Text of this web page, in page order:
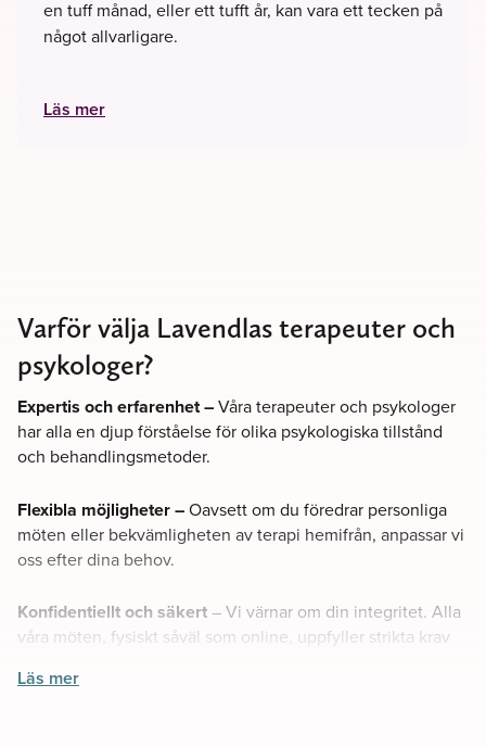
en tuff månad, eller ett tufft år, kan vara ett tecken på
något allvarligare.
Läs mer
Varför välja Lavendlas terapeuter och
psykologer?
Expertis och erfarenhet –Våra terapeuter och psykologer
har alla en djup förståelse för olika psykologiska tillstånd
och behandlingsmetoder.
Flexibla möjligheter –Oavsett om du föredrar personliga
möten eller bekvämligheten av terapi hemifrån, anpassar vi
oss efter dina behov.
Konfidentiellt och säkert– Vi värnar om din integritet. Alla
våra möten, fysiskt såväl som online, uppfyller strikta krav
Läs mer